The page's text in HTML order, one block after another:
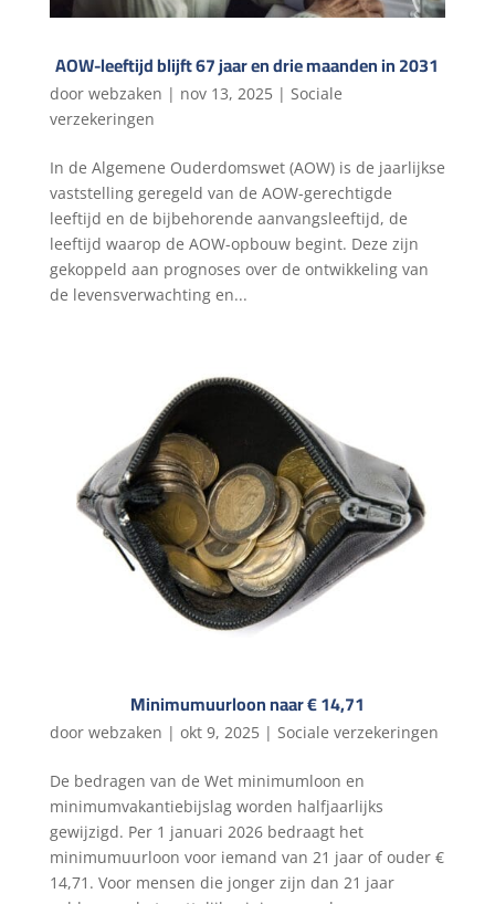
AOW-leeftijd blijft 67 jaar en drie maanden in 2031
door webzaken | nov 13, 2025| Sociale
verzekeringen
In de Algemene Ouderdomswet (AOW) is de jaarlijkse
vaststelling geregeld van de AOW-gerechtigde
leeftijd en de bijbehorende aanvangsleeftijd, de
leeftijd waarop de AOW-opbouw begint. Deze zijn
gekoppeld aan prognoses over de ontwikkeling van
de levensverwachting en...
Minimumuurloon naar € 14,71
door webzaken | okt 9, 2025| Sociale verzekeringen
De bedragen van de Wet minimumloon en
minimumvakantiebijslag worden halfjaarlijks
gewijzigd. Per 1 januari 2026 bedraagt het
minimumuurloon voor iemand van 21 jaar of ouder €
14,71. Voor mensen die jonger zijn dan 21 jaar